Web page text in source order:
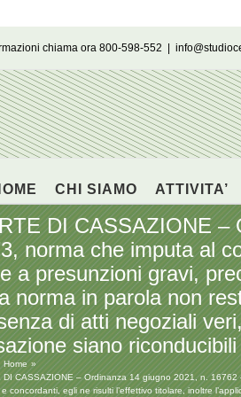
chiama ora 800-598-552
CHI SIAMO ATTIVITA’
DI CASSAZIONE –
norma che imputa al
a presunzioni gravi,
norma in parola non
di atti negoziali
siano
Home
DI CASSAZIONE – Ordinanza 14 giugno 2021, n.
e concordanti, egli ne risulti l’effettivo titolare, inoltre